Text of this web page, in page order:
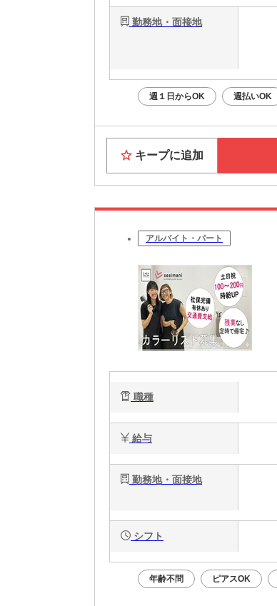
勤務地・面接地
週１日からOK 週払いOK
キープに追加
アルバイト・パート
職種
給与
勤務地・面接地
シフト
年齢不問 ピアスOK